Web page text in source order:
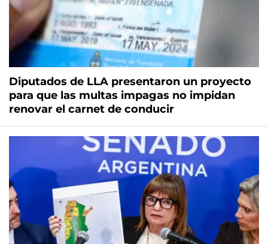
Diputados de LLA presentaron un proyecto
para que las multas impagas no impidan
renovar el carnet de conducir